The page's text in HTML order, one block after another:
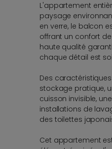
L'appartement
paysage
en verre, le balcon
offrant un confort
haute qualité
chaque détail est
Des
stockage pratique,
cuisson invisible,
installations de
des toilettes
Cet appartement